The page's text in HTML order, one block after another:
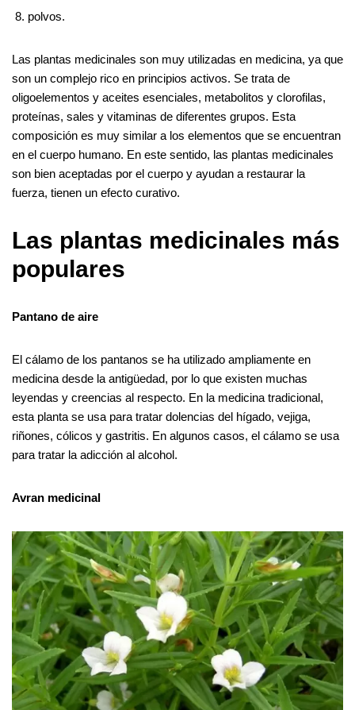
polvos.
Las plantas medicinales son muy utilizadas en medicina, ya que
son un complejo rico en principios activos. Se trata de
oligoelementos y aceites esenciales, metabolitos y clorofilas,
proteínas, sales y vitaminas de diferentes grupos. Esta
composición es muy similar a los elementos que se encuentran
en el cuerpo humano. En este sentido, las plantas medicinales
son bien aceptadas por el cuerpo y ayudan a restaurar la
fuerza, tienen un efecto curativo.
Las plantas medicinales más
populares
Pantano de aire
El cálamo de los pantanos se ha utilizado ampliamente en
medicina desde la antigüedad, por lo que existen muchas
leyendas y creencias al respecto. En la medicina tradicional,
esta planta se usa para tratar dolencias del hígado, vejiga,
riñones, cólicos y gastritis. En algunos casos, el cálamo se usa
para tratar la adicción al alcohol.
Avran medicinal